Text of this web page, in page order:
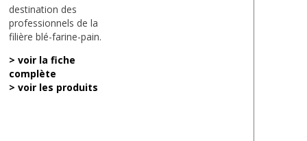
destination des
professionnels de la
filière blé-farine-pain.
> voir la fiche
complète
> voir les produits